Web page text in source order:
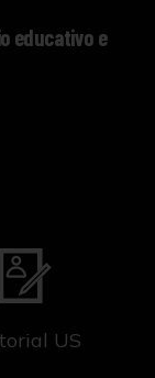
educativo e
US